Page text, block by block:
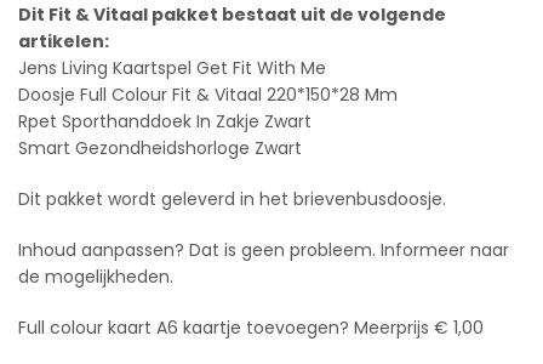
Dit Fit & Vitaal pakket bestaat uit de volgende
artikelen:
Jens Living Kaartspel Get Fit With Me
Doosje Full Colour Fit & Vitaal 220*150*28 Mm
Rpet Sporthanddoek In Zakje Zwart
Smart Gezondheidshorloge Zwart
Dit pakket wordt geleverd in het brievenbusdoosje.
Inhoud aanpassen? Dat is geen probleem. Informeer naar
de mogelijkheden.
Full colour kaart A6 kaartje toevoegen? Meerprijs € 1,00